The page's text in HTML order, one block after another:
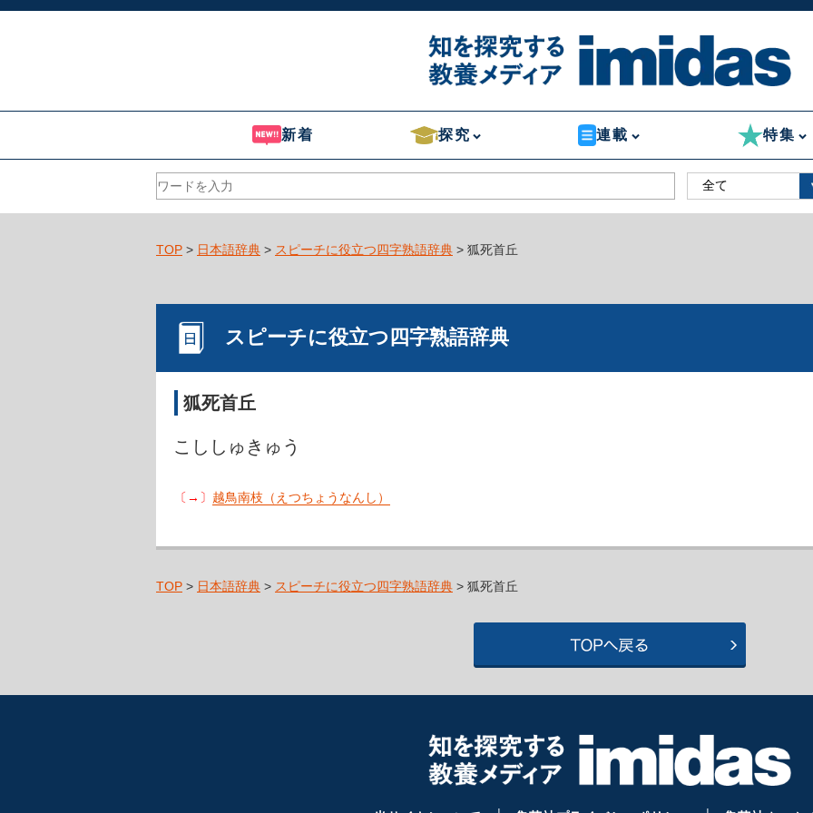
新着 探究 連載 特集
TOP > 日本語辞典 > スピーチに役立つ四字熟語辞典 > 狐死首丘
スピーチに役立つ四字熟語辞典
狐死首丘
こししゅきゅう
〔→〕 越鳥南枝（えつちょうなんし）
TOP > 日本語辞典 > スピーチに役立つ四字熟語辞典 > 狐死首丘